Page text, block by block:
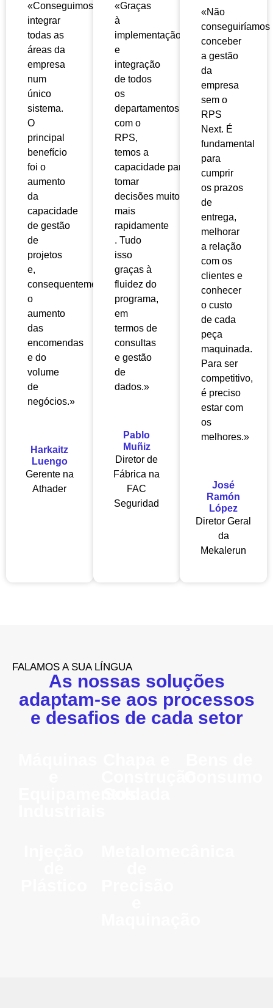
«Conseguimos
integrar
todas as
áreas da
empresa
num
único
sistema.
O
principal
benefício
foi o
aumento
da
capacidade
de gestão
de
projetos
e,
consequentemente,
o
aumento
das
encomendas
e do
volume
de
negócios.»
Harkaitz
Luengo
Gerente na
Athader
«Graças
à
implementação
e
integração
de todos
os
departamentos
com o
RPS,
temos a
capacidade para
tomar
decisões muito
mais
rapidamente
. Tudo
isso
graças à
fluidez do
programa,
em
termos de
consultas
e gestão
de
dados.»
Pablo
Muñiz
Diretor de
Fábrica na
FAC
Seguridad
«Não
conseguiríamos
conceber
a gestão
da
empresa
sem o
RPS
Next. É
fundamental
para
cumprir
os prazos
de
entrega,
melhorar
a relação
com os
clientes e
conhecer
o custo
de cada
peça
maquinada.
Para ser
competitivo,
é preciso
estar com
os
melhores.»
José
Ramón
López
Diretor Geral
da
Mekalerun
FALAMOS A SUA LÍNGUA
As nossas soluções
adaptam-se aos processos
e desafios de cada setor